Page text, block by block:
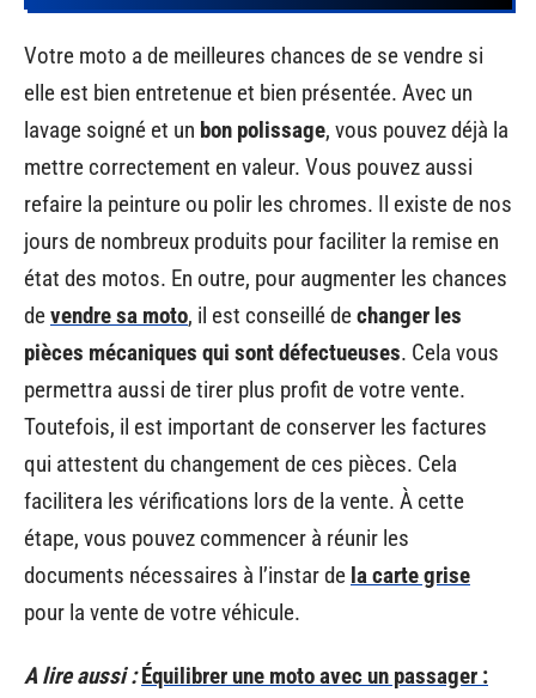
Votre moto a de meilleures chances de se vendre si
elle est bien entretenue et bien présentée. Avec un
lavage soigné et un bon polissage, vous pouvez déjà la
mettre correctement en valeur. Vous pouvez aussi
refaire la peinture ou polir les chromes. Il existe de nos
jours de nombreux produits pour faciliter la remise en
état des motos. En outre, pour augmenter les chances
devendre sa moto, il est conseillé dechanger les
pièces mécaniques qui sont défectueuses. Cela vous
permettra aussi de tirer plus profit de votre vente.
Toutefois, il est important de conserver les factures
qui attestent du changement de ces pièces. Cela
facilitera les vérifications lors de la vente. À cette
étape, vous pouvez commencer à réunir les
documents nécessaires à l’instar de la carte grise
pour la vente de votre véhicule.
A lire aussi : Équilibrer une moto avec un passager :